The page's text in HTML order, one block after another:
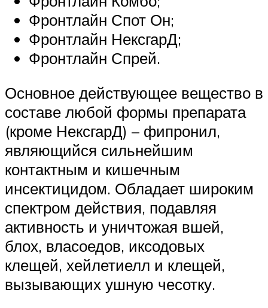
Фронтлайн Спот Он;
Фронтлайн НексгарД;
Фронтлайн Спрей.
Основное действующее вещество в
составе любой формы препарата
(кроме НексгарД) – фипронил,
являющийся сильнейшим
контактным и кишечным
инсектицидом. Обладает широким
спектром действия, подавляя
активность и уничтожая вшей,
блох, власоедов, иксодовых
клещей, хейлетиелл и клещей,
вызывающих ушную чесотку.